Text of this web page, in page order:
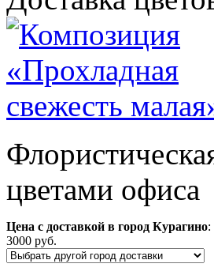
цветами офиса
Цена с доставкой в город Курагино:
3000 руб.